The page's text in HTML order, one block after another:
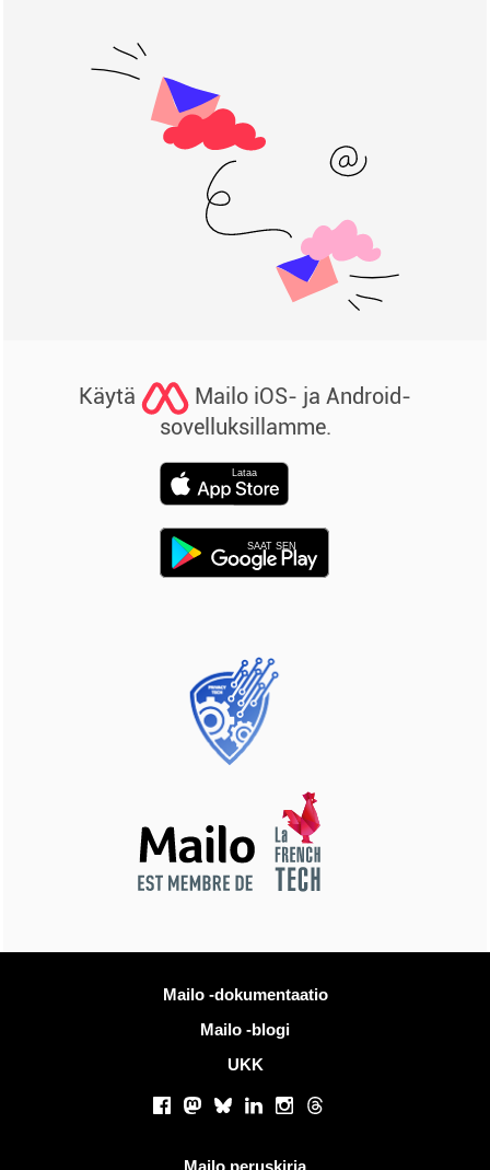
Käytä
Mailo iOS- ja Android-
sovelluksillamme.
Lataa
SAAT SEN
Mailo -dokumentaatio
Mailo -blogi
UKK
Sosiaaliset verkostot
Facebook
Mastodon
BlueskyLinkedInInstagram
Threads
Mailo peruskirja